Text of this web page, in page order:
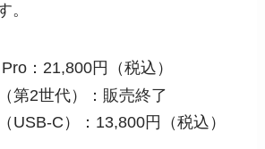
。
：21,800円（税込）
第2世代）：販売終了
USB-C）：13,800円（税込）